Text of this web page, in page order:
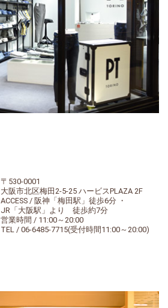
〒530-0001
大阪市北区梅田2-5-25 ハービスPLAZA 2F
ACCESS / 阪神「梅田駅」徒歩6分 ・
JR「大阪駅」より 徒歩約7分
営業時間 / 11:00～20:00
TEL / 06-6485-7715(受付時間11:00～20:00)